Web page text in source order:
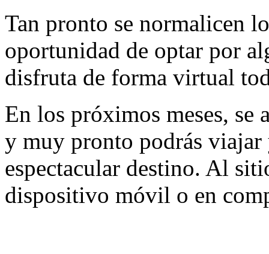
Tan pronto se normalicen
oportunidad de optar por
disfruta de forma virtual
En los próximos meses, se
y muy pronto podrás
espectacular destino. Al
dispositivo móvil o en